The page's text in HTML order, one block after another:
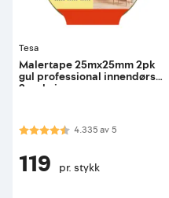
Tesa
Malertape 25mx25mm 2pk
gul professional innendørs
2-pakning
Karakter:4.3 av 5 mulige
4.335av5
119 pr. stykk